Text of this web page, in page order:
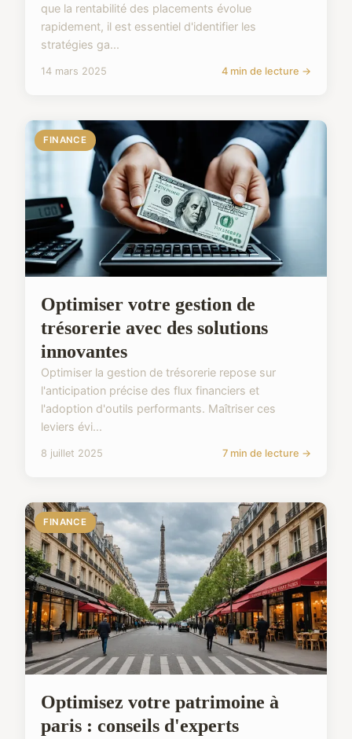
que la rentabilité des placements évolue
rapidement, il est essentiel d'identifier les
stratégies ga...
14 mars 2025 4 min de lecture →
FINANCE
Optimiser votre gestion de
trésorerie avec des solutions
innovantes
Optimiser la gestion de trésorerie repose sur
l'anticipation précise des flux financiers et
l'adoption d'outils performants. Maîtriser ces
leviers évi...
8 juillet 2025 7 min de lecture →
FINANCE
Optimisez votre patrimoine à
paris : conseils d'experts